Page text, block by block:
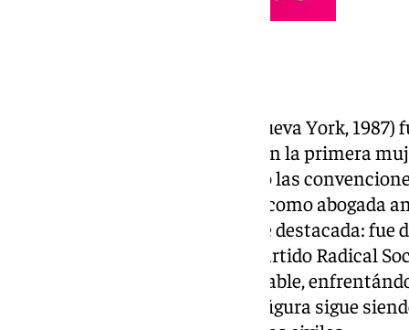
Victoria Kent (Málaga, 1891 – Nueva York,
sentidos. En 1925, se convirtió en la primera
Abogados de Madrid, desafiando las
fue la primera mujer en ejercer como abogada
trayectoria política también fue destacada: fue
constituyentes en 1931 por el Partido Radical
demostró un coraje inquebrantable,
género como a la dictadura. Su figura sigue